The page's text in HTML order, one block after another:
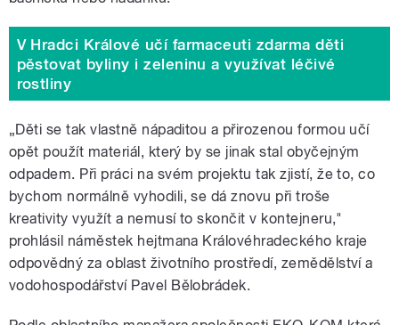
V Hradci Králové učí farmaceuti zdarma děti
pěstovat byliny i zeleninu a využívat léčivé
rostliny
„Děti se tak vlastně nápaditou a přirozenou formou učí
opět použít materiál, který by se jinak stal obyčejným
odpadem. Při práci na svém projektu tak zjistí, že to, co
bychom normálně vyhodili, se dá znovu při troše
kreativity využít a nemusí to skončit v kontejneru,"
prohlásil náměstek hejtmana Královéhradeckého kraje
odpovědný za oblast životního prostředí, zemědělství a
vodohospodářství Pavel Bělobrádek.